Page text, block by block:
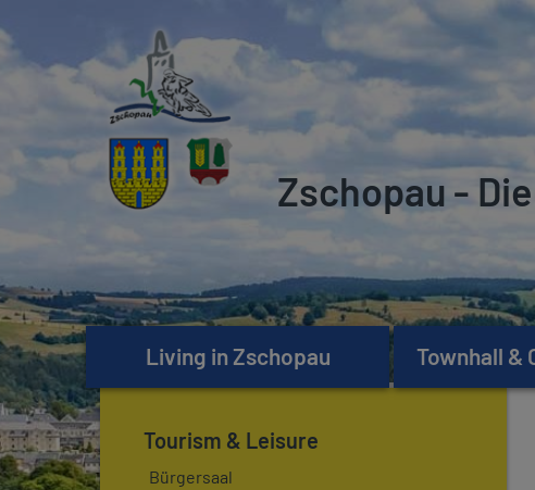
Zschopau -
Living in Zschopau Townhall &
Tourism & Leisure
Bürgersaal